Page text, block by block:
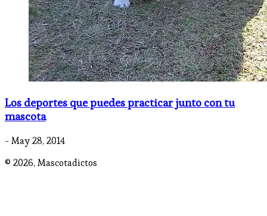
Los deportes que puedes practicar junto con tu
mascota
- May 28, 2014
© 2026, Mascotadictos